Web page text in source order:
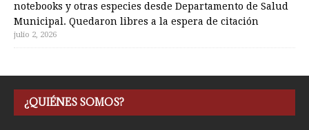
notebooks y otras especies desde Departamento de Salud
Municipal. Quedaron libres a la espera de citación
julio 2, 2026
¿QUIÉNES SOMOS?